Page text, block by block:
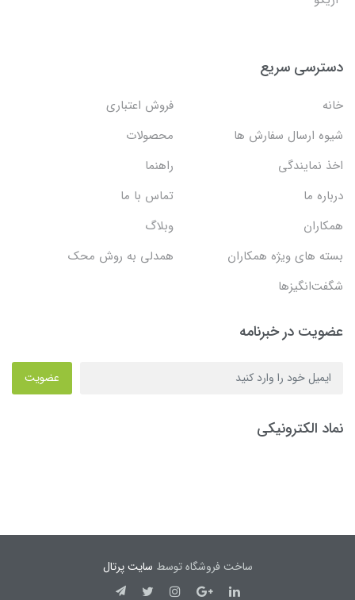
دسترسی سریع
خانه
فروش اعتباری
شیوه ارسال سفارش ها
محصولات
اخذ نمایندگی
راهنما
درباره ما
تماس با ما
همکاران
وبلاگ
بسته های ویژه همکاران
همدلی به روش محک
شگفت‌انگیزها
عضویت در خبرنامه
عضویت
نماد الکترونیکی
ساخت فروشگاه توسط سایت پرتال